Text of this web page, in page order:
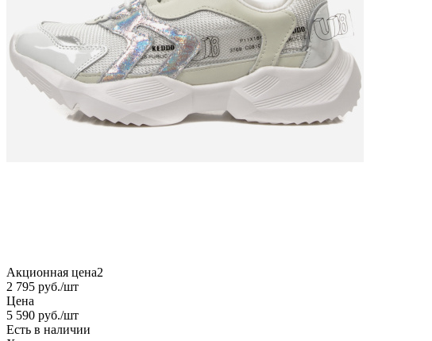
Акционная цена2
2 795 руб./шт
Цена
5 590 руб./шт
Есть в наличии